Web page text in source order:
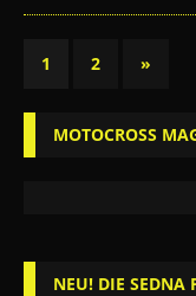
1 2 »
MOTOCROSS
NEU! DIE SEDNA